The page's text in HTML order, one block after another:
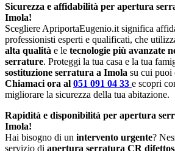
Sicurezza e affidabilità per apertura
Imola!
Scegliere ApriportaEugenio.it significa
professionisti esperti e qualificati, che
alta qualità e le tecnologie più avanzate
serrature. Proteggi la tua casa e la tua
sostituzione serratura a Imola su cui puoi
Chiamaci ora al 051 091 04 33 e scopri
migliorare la sicurezza della tua abitazione.
Rapidità e disponibilità per apertura
Imola!
Hai bisogno di un intervento urgente?
servizio di apertura serratura CR